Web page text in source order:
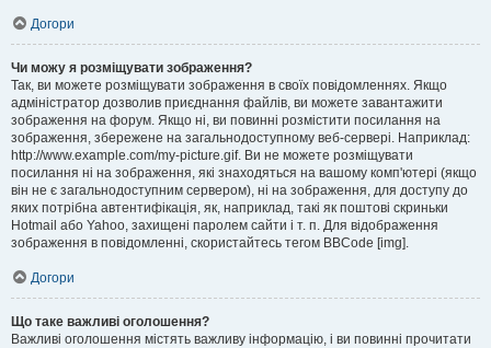
Догори
Чи можу я розміщувати зображення?
Так, ви можете розміщувати зображення в своїх повідомленнях. Якщо
адміністратор дозволив приєднання файлів, ви можете завантажити
зображення на форум. Якщо ні, ви повинні розмістити посилання на
зображення, збережене на загальнодоступному веб-сервері. Наприклад:
http://www.example.com/my-picture.gif. Ви не можете розміщувати
посилання ні на зображення, які знаходяться на вашому комп'ютері (якщо
він не є загальнодоступним сервером), ні на зображення, для доступу до
яких потрібна автентифікація, як, наприклад, такі як поштові скриньки
Hotmail або Yahoo, захищені паролем сайти і т. п. Для відображення
зображення в повідомленні, скористайтесь тегом BBCode [img].
Догори
Що таке важливі оголошення?
Важливі оголошення містять важливу інформацію, і ви повинні прочитати